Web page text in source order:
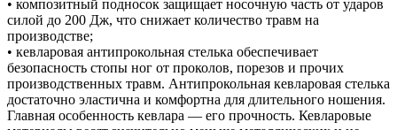
• композитный подносок защищает носочную часть от ударов
силой до 200 Дж, что снижает количество травм на
производстве;
• кевларовая антипрокольная стелька обеспечивает
безопасность стопы ног от проколов, порезов и прочих
производственных травм. Антипрокольная кевларовая стелька
достаточно эластична и комфортна для длительного ношения.
Главная особенность кевлара — его прочность. Кевларовые